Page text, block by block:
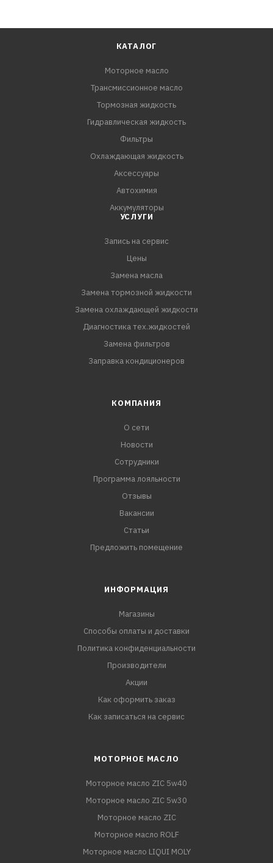
КАТАЛОГ
Моторное масло
Трансмиссионное масло
Тормозная жидкость
Гидравлическая жидкость
Фильтры
Охлаждающая жидкость
Аксессуары
Автохимия
Аккумуляторы
УСЛУГИ
Запись на сервис
Цены
Замена масла
Замена тормозной жидкости
Замена охлаждающей жидкости
Диагностика тех.жидкостей
Замена фильтров
Заправка кондиционеров
КОМПАНИЯ
О сети
Новости
Сотрудники
Программа лояльности
Отзывы
Вакансии
Статьи
Предложить помещение
ИНФОРМАЦИЯ
Магазины
Способы оплаты и доставки
Политика конфиденциальности
Производители
Акции
Как оформить заказ
Как записаться на сервис
МОТОРНОЕ МАСЛО
Моторное масло ZIC 5w40
Моторное масло ZIC 5w30
Моторное масло ZIC
Моторное масло ROLF
Моторное масло LIQUI MOLY